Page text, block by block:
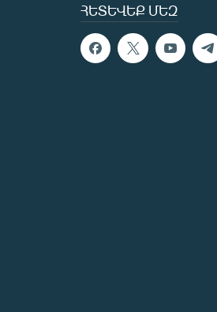
ՀԵՏԵՎԵՔ ՄԵԶ